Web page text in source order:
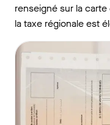
renseigné sur la
la taxe régionale est